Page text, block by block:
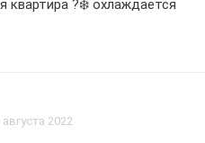
квартира ?️❄️ охлаждается
августа 2022